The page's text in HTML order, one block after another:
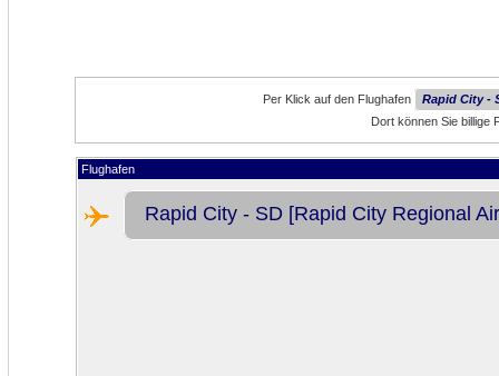
Per Klick auf den Flughafen
Rapid City -
Dort können Sie billige
Flughafen
Rapid City - SD [Rapid City Regional